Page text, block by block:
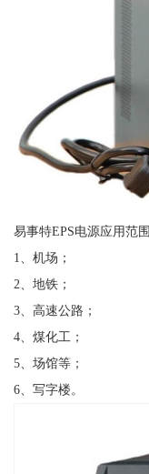
易事特EPS电源应用范围
1、机场；
2、地铁；
3、高速公路；
4、煤化工；
5、场馆等；
6、写字楼。